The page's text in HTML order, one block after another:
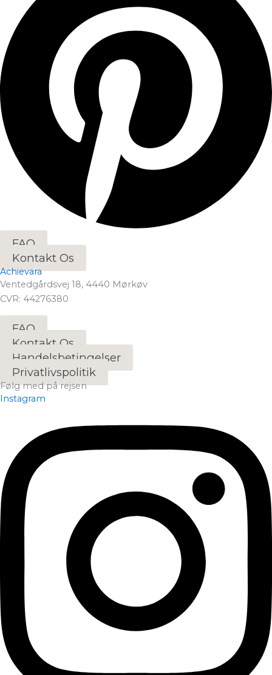
FAQ
Kontakt Os
Achievara
Ventedgårdsvej 18, 4440 Mørkøv
CVR: 44276380
FAQ
Kontakt Os
Handelsbetingelser
Privatlivspolitik
Følg med på rejsen
Instagram